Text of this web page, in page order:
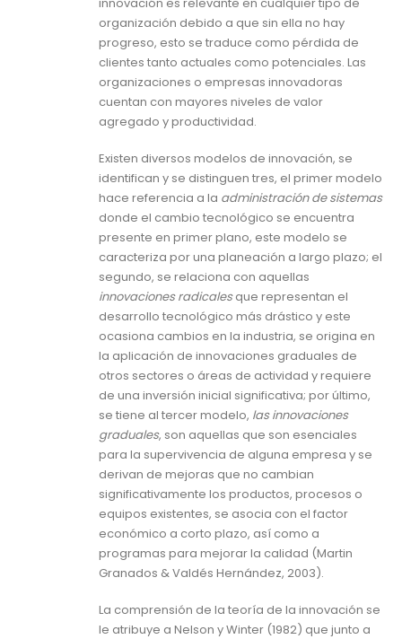
innovación es relevante en cualquier tipo de
organización debido a que sin ella no hay
progreso, esto se traduce como pérdida de
clientes tanto actuales como potenciales. Las
organizaciones o empresas innovadoras
cuentan con mayores niveles de valor
agregado y productividad.
Existen diversos modelos de innovación, se
identifican y se distinguen tres, el primer modelo
hace referencia a la administración de sistemas
donde el cambio tecnológico se encuentra
presente en primer plano, este modelo se
caracteriza por una planeación a largo plazo; el
segundo, se relaciona con aquellas
innovaciones radicalesque representan el
desarrollo tecnológico más drástico y este
ocasiona cambios en la industria, se origina en
la aplicación de innovaciones graduales de
otros sectores o áreas de actividad y requiere
de una inversión inicial significativa; por último,
se tiene al tercer modelo, las innovaciones
graduales, son aquellas que son esenciales
para la supervivencia de alguna empresa y se
derivan de mejoras que no cambian
significativamente los productos, procesos o
equipos existentes, se asocia con el factor
económico a corto plazo, así como a
programas para mejorar la calidad (Martin
Granados & Valdés Hernández, 2003).
La comprensión de la teoría de la innovación se
le atribuye a Nelson y Winter (1982) que junto a